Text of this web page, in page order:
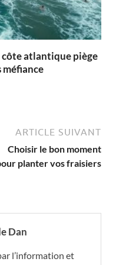
côte atlantique piège
méfiance
ARTICLE SUIVANT
Choisir le bon moment
planter vos fraisiers
Dan
l’information et